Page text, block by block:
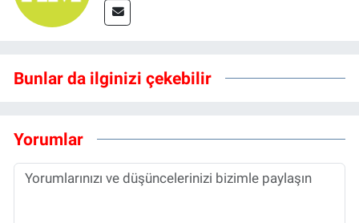
Bunlar da ilginizi çekebilir
Yorumlar